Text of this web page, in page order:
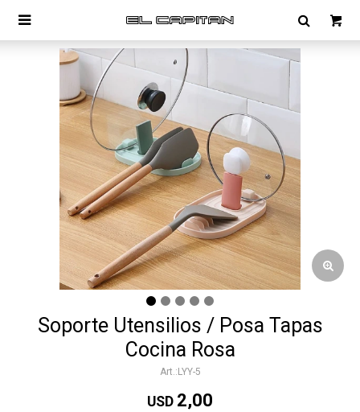

Soporte Utensilios / Posa Tapas
Cocina Rosa
LYY-5
USD 2,00